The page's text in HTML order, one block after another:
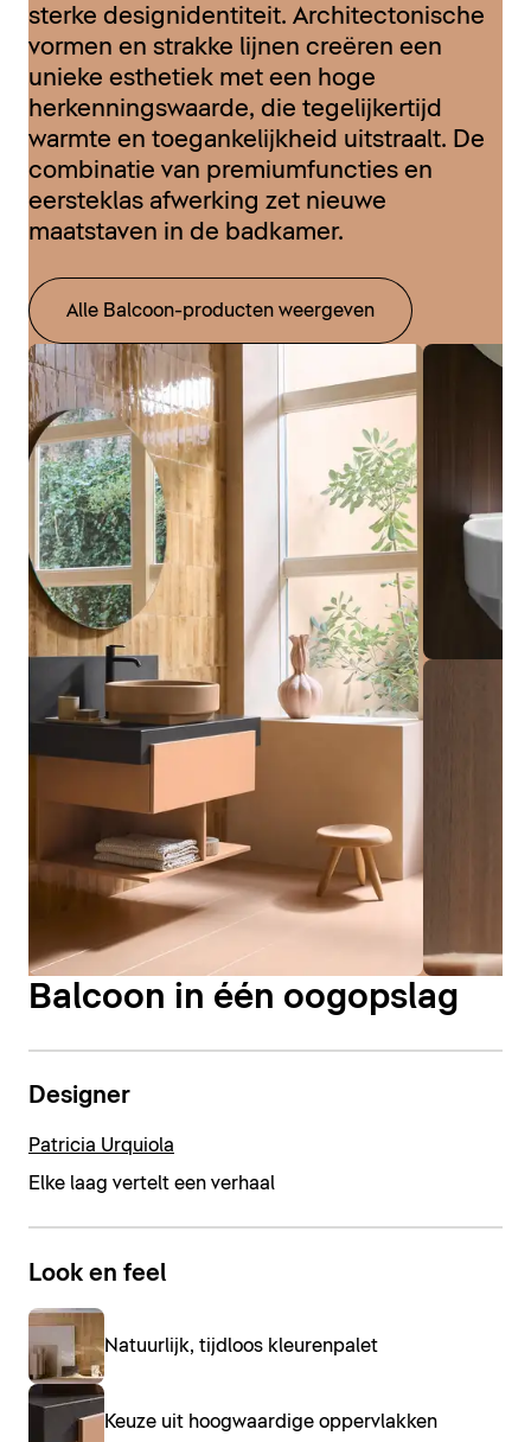
sterke designidentiteit. Architectonische
vormen en strakke lijnen creëren een
unieke esthetiek met een hoge
herkenningswaarde, die tegelijkertijd
warmte en toegankelijkheid uitstraalt. De
combinatie van premiumfuncties en
eersteklas afwerking zet nieuwe
maatstaven in de badkamer.
Alle Balcoon-producten weergeven
Balcoon in één oogopslag
Designer
Patricia Urquiola
Elke laag vertelt een verhaal
Look en feel
Natuurlijk, tijdloos kleurenpalet
Keuze uit hoogwaardige oppervlakken